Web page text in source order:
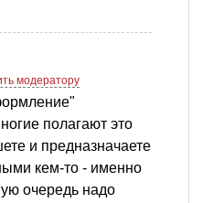
модератору
полагают это
и предназначаете
кем-то - именно
очередь надо